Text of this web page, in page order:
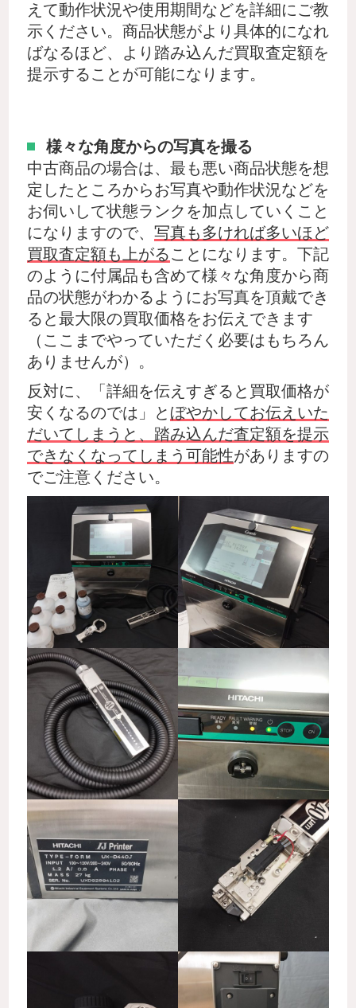
えて動作状況や使用期間などを詳細にご教
示ください。商品状態がより具体的になれ
ばなるほど、より踏み込んだ買取査定額を
提示することが可能になります。
様々な角度からの写真を撮る
中古商品の場合は、最も悪い商品状態を想
定したところからお写真や動作状況などを
お伺いして状態ランクを加点していくこと
になりますので、 写真も多ければ多いほど
買取査定額も上がることになります。下記
のように付属品も含めて様々な角度から商
品の状態がわかるようにお写真を頂戴でき
ると最大限の買取価格をお伝えできます
（ここまでやっていただく必要はもちろん
ありませんが）。
反対に、「詳細を伝えすぎると買取価格が
安くなるのでは」と ぼやかしてお伝えいた
だいてしまうと、踏み込んだ査定額を提示
できなくなってしまう可能性がありますの
でご注意ください。